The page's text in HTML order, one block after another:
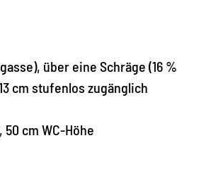
über eine Schräge (16 %
cm stufenlos zugänglich
50 cm WC-Höhe